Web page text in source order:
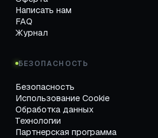
Написать нам
FAQ
Журнал
БЕЗОПАСНОСТЬ
Безопасность
Использование Cookie
Обработка данных
Технологии
Партнерская программа